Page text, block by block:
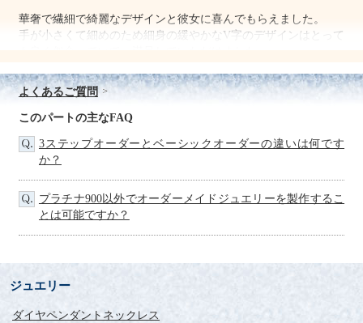
華奢で繊細で綺麗なデザインと彼女に喜んでもらえました。
手が小さくて細めのため細身の緩やかなV字のデザインはとって
して受け取ってほしいと、サプライズで贈らせてもらったとこ
ろ泣いて喜んでくれました。
海外遠距離中という都合上会うための費用もかかるため、予算
それでも一生に一度のことですから妥協は余りしたくないと思
いながら探していたところフォーシーズさんに行き着きまし
た。
フォーシーズさんのおかげで本当に良いものを、満足のいくも
のを用意することができました。
これからもお付き合いよろ
よくあるご質問
このパートの主なFAQ
3ステップオーダーとベーシックオーダーの違いは何です
か？
プラチナ900以外でオーダーメイドジュエリーを製作するこ
とは可能ですか？
ジュエリー
ダイヤペンダントネックレス